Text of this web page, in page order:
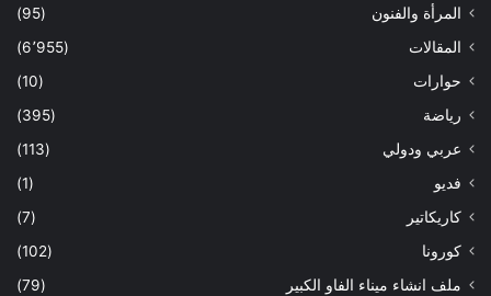
المرأة والفنون
(95)
المقالات
(6٬955)
حوارات
(10)
رياضة
(395)
عربي ودولي
(113)
فديو
(1)
كاريكاتير
(7)
كورونا
(102)
ملف انشاء ميناء الفاو الكبير
(79)